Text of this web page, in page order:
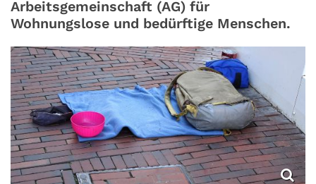
Arbeitsgemeinschaft (AG) für
Wohnungslose und bedürftige Menschen.